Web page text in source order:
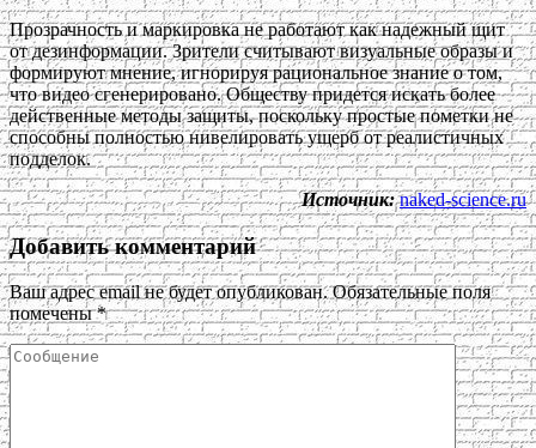
Прозрачность и маркировка не работают как надежный щит
от дезинформации. Зрители считывают визуальные образы и
формируют мнение, игнорируя рациональное знание о том,
что видео сгенерировано. Обществу придется искать более
действенные методы защиты, поскольку простые пометки не
способны полностью нивелировать ущерб от реалистичных
подделок.
Источник: naked-science.ru
Добавить комментарий
Ваш адрес email не будет опубликован. Обязательные поля
помечены*